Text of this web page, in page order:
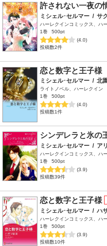
許されない一夜の
ミシェル･セルマー / サ
ハーレクインコミックス、ハ
1巻
500pt
(4.0)
投稿数2件
恋と数字と王子様
ミシェル･セルマー / 北
ライトノベル、ハーレクイン
1巻
500pt
(4.0)
投稿数1件
シンデレラと氷の
ミシェル･セルマー / ア
ハーレクインコミックス、ハ
1巻
500pt
(3.9)
投稿数39件
恋と数字と王子様
ミシェル･セルマー / ハ
ハーレクインコミックス、ハ
1巻
500pt
(3.9)
投稿数10件